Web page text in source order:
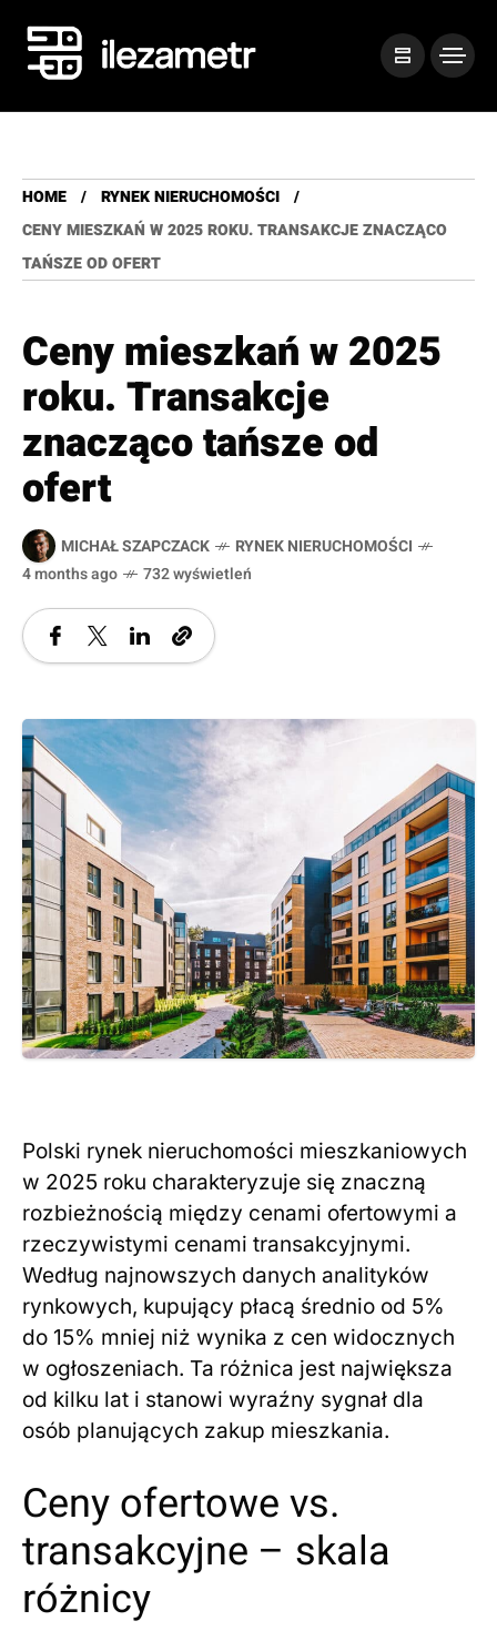
HOME
RYNEK NIERUCHOMOŚCI
CENY MIESZKAŃ W 2025 ROKU. TRANSAKCJE ZNACZĄCO
TAŃSZE OD OFERT
Ceny mieszkań w 2025
roku. Transakcje
znacząco tańsze od
ofert
MICHAŁ SZAPCZACK
RYNEK NIERUCHOMOŚCI
4 months ago
732 wyświetleń
Polski rynek nieruchomości mieszkaniowych
w 2025 roku charakteryzuje się znaczną
rozbieżnością między cenami ofertowymi a
rzeczywistymi cenami transakcyjnymi.
Według najnowszych danych analityków
rynkowych, kupujący płacą średnio od 5%
do 15% mniej niż wynika z cen widocznych
w ogłoszeniach. Ta różnica jest największa
od kilku lat i stanowi wyraźny sygnał dla
osób planujących zakup mieszkania.
Ceny ofertowe vs.
transakcyjne – skala
różnicy